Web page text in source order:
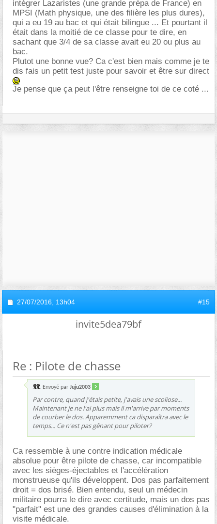
intégrer Lazaristes (une grande prépa de France) en
MPSI (Math physique, une des filière les plus dures),
qui a eu 19 au bac et qui était bilingue ... Et pourtant il
était dans la moitié de ce classe pour te dire, en
sachant que 3/4 de sa classe avait eu 20 ou plus au
bac.
Plutot une bonne vue? Ca c'est bien mais comme je te
dis fais un petit test juste pour savoir et être sur direct
Je pense que ça peut l'être renseigne toi de ce coté ...
27/07/2016, 13h04 #15
invite5dea79bf
Re : Pilote de chasse
Envoyé par Juju2003
Par contre, quand j'étais petite, j'avais une scoliose...
Maintenant je ne l'ai plus mais il m'arrive par moments
de courber le dos. Apparemment ca disparaîtra avec le
temps... Ce n'est pas gênant pour piloter?
Ca ressemble à une contre indication médicale
absolue pour être pilote de chasse, car incompatible
avec les sièges-éjectables et l'accélération
monstrueuse qu'ils développent. Dos pas parfaitement
droit = dos brisé. Bien entendu, seul un médecin
militaire pourra le dire avec certitude, mais un dos pas
"parfait" est une des grandes causes d'élimination à la
visite médicale.